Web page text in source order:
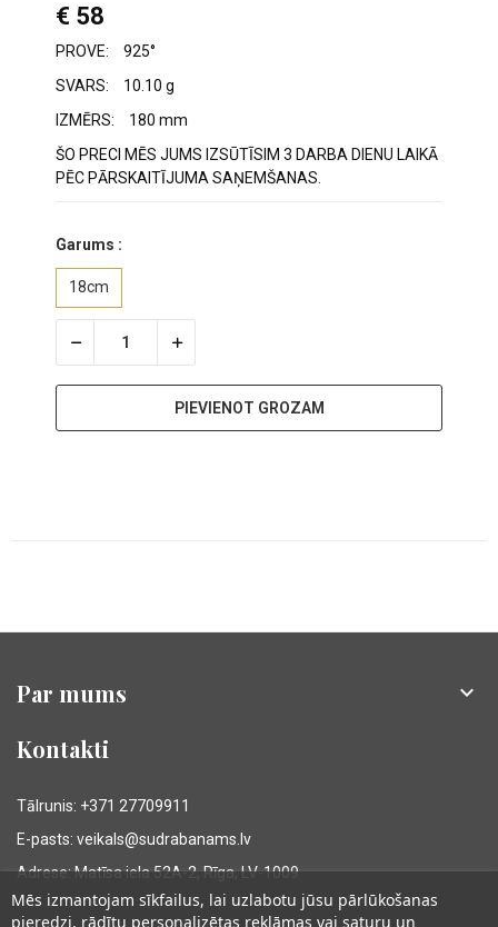
€ 58
PROVE:
925°
SVARS:
10.10 g
IZMĒRS:
180 mm
ŠO PRECI MĒS JUMS IZSŪTĪSIM 3 DARBA DIENU LAIKĀ
PĒC PĀRSKAITĪJUMA SAŅEMŠANAS.
Garums :
18cm
PIEVIENOT GROZAM
Par mums 
Kontakti
Tālrunis: +371 27709911
E-pasts: veikals@sudrabanams.lv
Adrese: Matīsa iela 52A-2, Rīga, LV-1009
Mēs izmantojam sīkfailus, lai uzlabotu jūsu pārlūkošanas
pieredzi, rādītu personalizētas reklāmas vai saturu un